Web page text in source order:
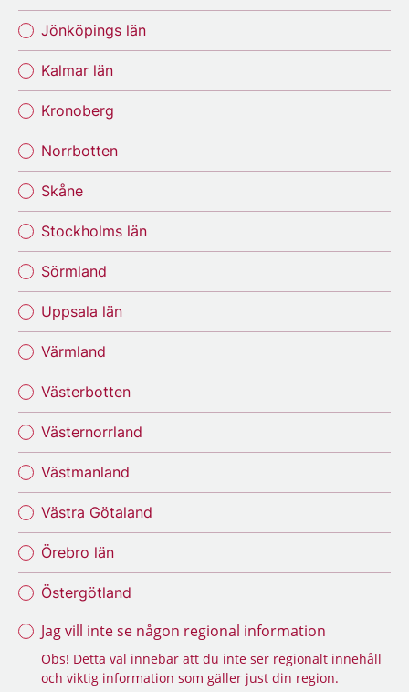
Jönköpings län
Kalmar län
Kronoberg
Norrbotten
Skåne
Stockholms län
Sörmland
Uppsala län
Värmland
Västerbotten
Västernorrland
Västmanland
Västra Götaland
Örebro län
Östergötland
Jag vill inte se någon regional information
Obs! Detta val innebär att du inte ser regionalt innehåll
och viktig information som gäller just din region.